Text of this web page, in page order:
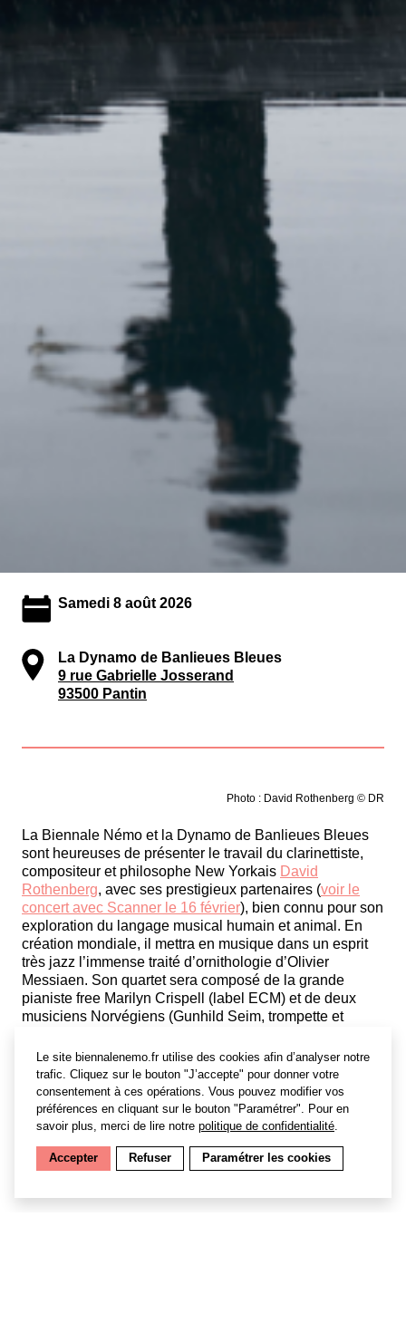
Le site biennalenemo.fr utilise des cookies afin d’analyser notre
trafic. Cliquez sur le bouton "J’accepte" pour donner votre
consentement à ces opérations. Vous pouvez modifier vos
préférences en cliquant sur le bouton "Paramétrer". Pour en
savoir plus, merci de lire notre politique de confidentialité.
Accepter Refuser Paramétrer les cookies
Samedi 8 août 2026
La Dynamo de Banlieues Bleues
9 rue Gabrielle Josserand
93500 Pantin
Photo : David Rothenberg © DR
La Biennale Némo et la Dynamo de Banlieues Bleues
sont heureuses de présenter le travail du clarinettiste,
compositeur et philosophe New Yorkais David
Rothenberg, avec ses prestigieux partenaires (voir le
concert avec Scanner le 16 février), bien connu pour son
exploration du langage musical humain et animal. En
création mondiale, il mettra en musique dans un esprit
très jazz l’immense traité d’ornithologie d’Olivier
Messiaen. Son quartet sera composé de la grande
pianiste free Marilyn Crispell (label ECM) et de deux
musiciens Norvégiens (Gunhild Seim, trompette et
En première partie, il vous offrira un concert/conférence
avec des lives et des extraits vidéo d’expériences tout à
fait étonnantes avec des cigales, des baleines… Et,
autre première mondiale, un live improvisé avec un des
oiseaux les plus doués pour le dialogue musical !